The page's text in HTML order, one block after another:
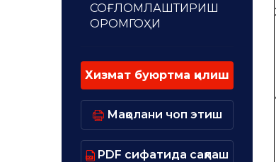
СОҒЛОМЛАШТИРИШ
ОРОМГОҲИ
Хизмат буюртма қилиш
Мақолани чоп этиш
PDF сифатида сақлаш